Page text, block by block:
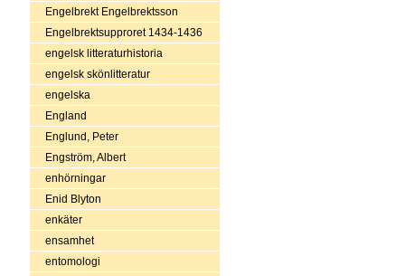
Engelbrekt Engelbrektsson
Engelbrektsupproret 1434-1436
engelsk litteraturhistoria
engelsk skönlitteratur
engelska
England
Englund, Peter
Engström, Albert
enhörningar
Enid Blyton
enkäter
ensamhet
entomologi